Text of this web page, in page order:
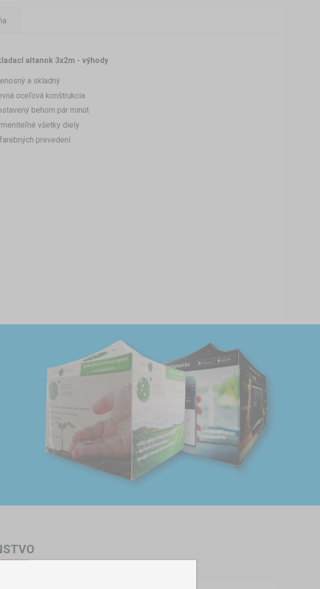
altanok 3x2m - výhody
a skladný
oceľová konštrukcia
behom pár minút
všetky diely
prevedení